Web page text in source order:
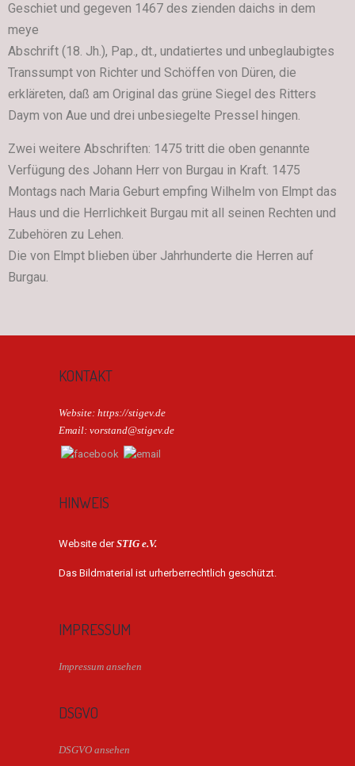
Geschiet und gegeven 1467 des zienden daichs in dem
meye
Abschrift (18. Jh.), Pap., dt., undatiertes und unbeglaubigtes
Transsumpt von Richter und Schöffen von Düren, die
erkläreten, daß am Original das grüne Siegel des Ritters
Daym von Aue und drei unbesiegelte Pressel hingen.
Zwei weitere Abschriften: 1475 tritt die oben genannte
Verfügung des Johann Herr von Burgau in Kraft. 1475
Montags nach Maria Geburt empfing Wilhelm von Elmpt das
Haus und die Herrlichkeit Burgau mit all seinen Rechten und
Zubehören zu Lehen.
Die von Elmpt blieben über Jahrhunderte die Herren auf
Burgau.
KONTAKT
Website: https://stigev.de
Email: vorstand@stigev.de
HINWEIS
Website derSTIG e.V.
Das Bildmaterial ist urherberrechtlich geschützt.
IMPRESSUM
Impressum ansehen
DSGVO
DSGVO ansehen